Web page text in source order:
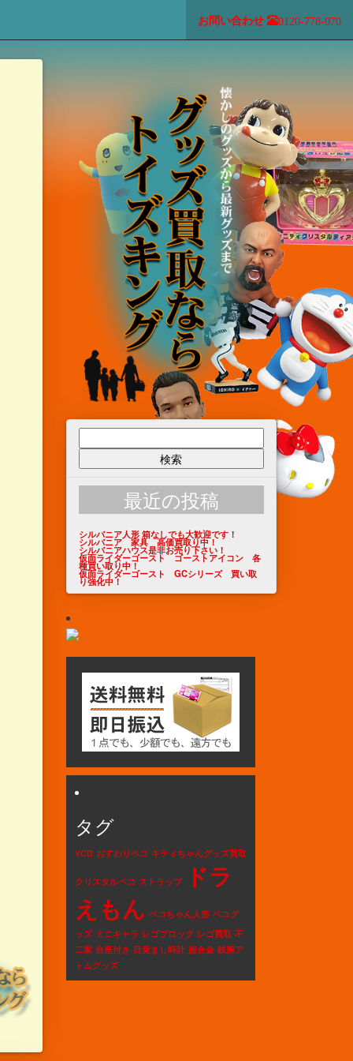
お問い合わせ 0120-778-070
索:
最近の投稿
シルバニア人形 箱なしでも大歓迎です！
シルバニア 家具 高価買取り中！
シルバニアハウス是非お売り下さい！
仮面ライダーゴースト ゴーストアイコン 各
種買い取り中！
仮面ライダーゴースト GCシリーズ 買い取
り強化中！
タグ
VCD おすわりペコ キティちゃんグッズ買取
クリスタルペコ ストラップ
ドラ
えもん ペコちゃん人形 ペコグ
ッズ ミニキャラ レゴブロック レゴ買取 不
二家 台座付き 目覚まし時計 超合金 鉄腕ア
トムグッズ